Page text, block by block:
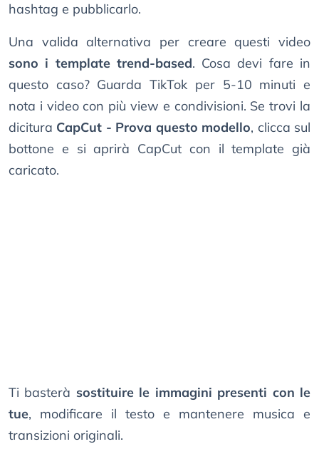
hashtag e pubblicarlo.
Una valida alternativa per creare questi video
sono i template trend-based. Cosa devi fare in
questo caso? Guarda TikTok per 5-10 minuti e
nota i video con più view e condivisioni. Se trovi la
dicitura CapCut - Prova questo modello, clicca sul
bottone e si aprirà CapCut con il template già
caricato.
Ti basterà sostituire le immagini presenti con le
tue, modificare il testo e mantenere musica e
transizioni originali.